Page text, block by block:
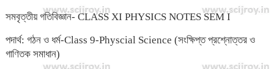
সমবৃত্তীয় গতিবিজ্ঞান- CLASS XI PHYSICS NOTES SEM I
পদার্থ: গঠন ও ধর্ম-Class 9-Physcial Science (সংক্ষিপ্ত প্রশ্নোত্তর ও
গাণিতক সমাধান)